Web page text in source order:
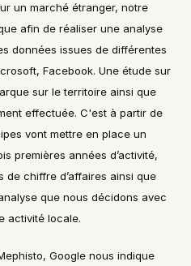
un marché étranger, notre
afin de réaliser une analyse
données issues de différentes
Facebook. Une étude sur
sur le territoire ainsi que
effectuée. C'est à partir de
vont mettre en place un
premières années d’activité,
chiffre d’affaires ainsi que
que nous décidons avec
activité locale.
Google nous indique